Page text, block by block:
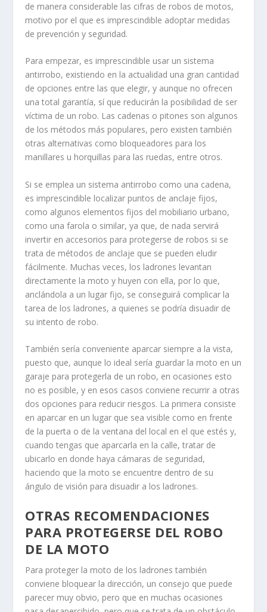
de manera considerable las cifras de robos de motos,
motivo por el que es imprescindible adoptar medidas
de prevención y seguridad.
Para empezar, es imprescindible usar un sistema
antirrobo, existiendo en la actualidad una gran cantidad
de opciones entre las que elegir, y aunque no ofrecen
una total garantía, sí que reducirán la posibilidad de ser
víctima de un robo. Las cadenas o pitones son algunos
de los métodos más populares, pero existen también
otras alternativas como bloqueadores para los
manillares u horquillas para las ruedas, entre otros.
Si se emplea un sistema antirrobo como una cadena,
es imprescindible localizar puntos de anclaje fijos,
como algunos elementos fijos del mobiliario urbano,
como una farola o similar, ya que, de nada servirá
invertir en accesorios para protegerse de robos si se
trata de métodos de anclaje que se pueden eludir
fácilmente. Muchas veces, los ladrones levantan
directamente la moto y huyen con ella, por lo que,
anclándola a un lugar fijo, se conseguirá complicar la
tarea de los ladrones, a quienes se podría disuadir de
su intento de robo.
También sería conveniente aparcar siempre a la vista,
puesto que, aunque lo ideal sería guardar la moto en un
garaje para protegerla de un robo, en ocasiones esto
no es posible, y en esos casos conviene recurrir a otras
dos opciones para reducir riesgos. La primera consiste
en aparcar en un lugar que sea visible como en frente
de la puerta o de la ventana del local en el que estés y,
cuando tengas que aparcarla en la calle, tratar de
ubicarlo en donde haya cámaras de seguridad,
haciendo que la moto se encuentre dentro de su
ángulo de visión para disuadir a los ladrones.
OTRAS RECOMENDACIONES
PARA PROTEGERSE DEL ROBO
DE LA MOTO
Para proteger la moto de los ladrones también
conviene bloquear la dirección, un consejo que puede
parecer muy obvio, pero que en muchas ocasiones